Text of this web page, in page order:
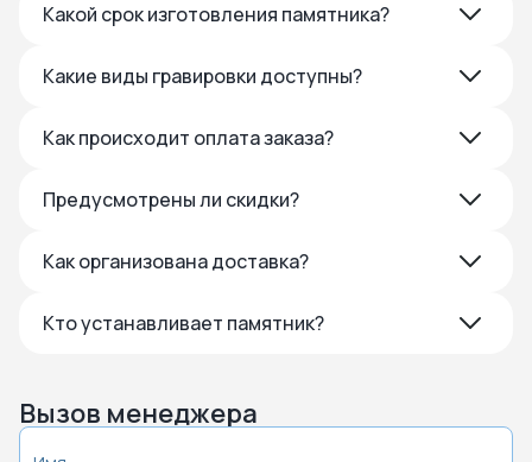
Какой срок изготовления памятника?
Какие виды гравировки доступны?
Как происходит оплата заказа?
Предусмотрены ли скидки?
Как организована доставка?
Кто устанавливает памятник?
Вызов менеджера